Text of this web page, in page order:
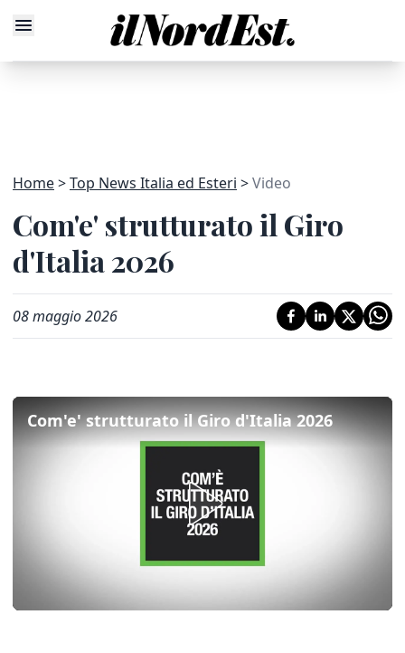
Home Top News Italia ed Esteri Video
Com'e' strutturato il Giro
d'Italia 2026
08 maggio 2026
Com'e' strutturato il Giro d'Italia 2026